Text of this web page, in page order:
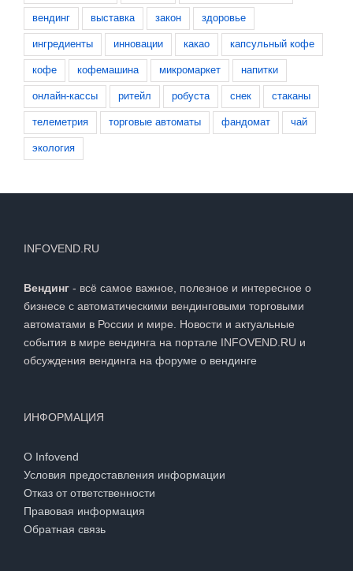
вендинг выставка закон здоровье
ингредиенты инновации какао капсульный кофе
кофе кофемашина микромаркет напитки
онлайн-кассы ритейл робуста снек стаканы
телеметрия торговые автоматы фандомат чай
экология
INFOVEND.RU
Вендинг - всё самое важное, полезное и интересное о
бизнесе с автоматическими вендинговыми торговыми
автоматами в России и мире. Новости и актуальные
события в мире вендинга на портале INFOVEND.RU и
обсуждения вендинга на форуме о вендинге
ИНФОРМАЦИЯ
О Infovend
Условия предоставления информации
Отказ от ответственности
Правовая информация
Обратная связь